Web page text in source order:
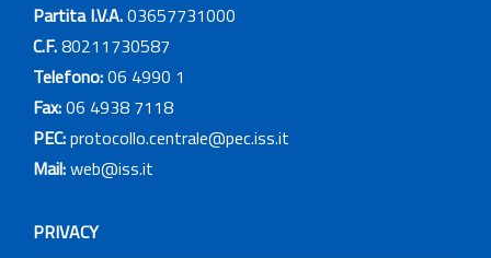
Partita I.V.A.03657731000
C.F.80211730587
Telefono:06 4990 1
Fax:06 4938 7118
PEC:protocollo.centrale@pec.iss.it
Mail:web@iss.it
PRIVACY